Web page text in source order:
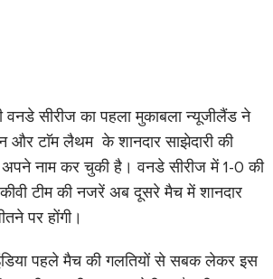
वनडे सीरीज का पहला मुकाबला न्यूजीलैंड ने
और टाॅम लैथम के शानदार साझेदारी की
नाम कर चुकी है। वनडे सीरीज में 1-0 की
टीम की नजरें अब दूसरे मैच में शानदार
पर होंगी।
पहले मैच की गलतियों से सबक लेकर इस